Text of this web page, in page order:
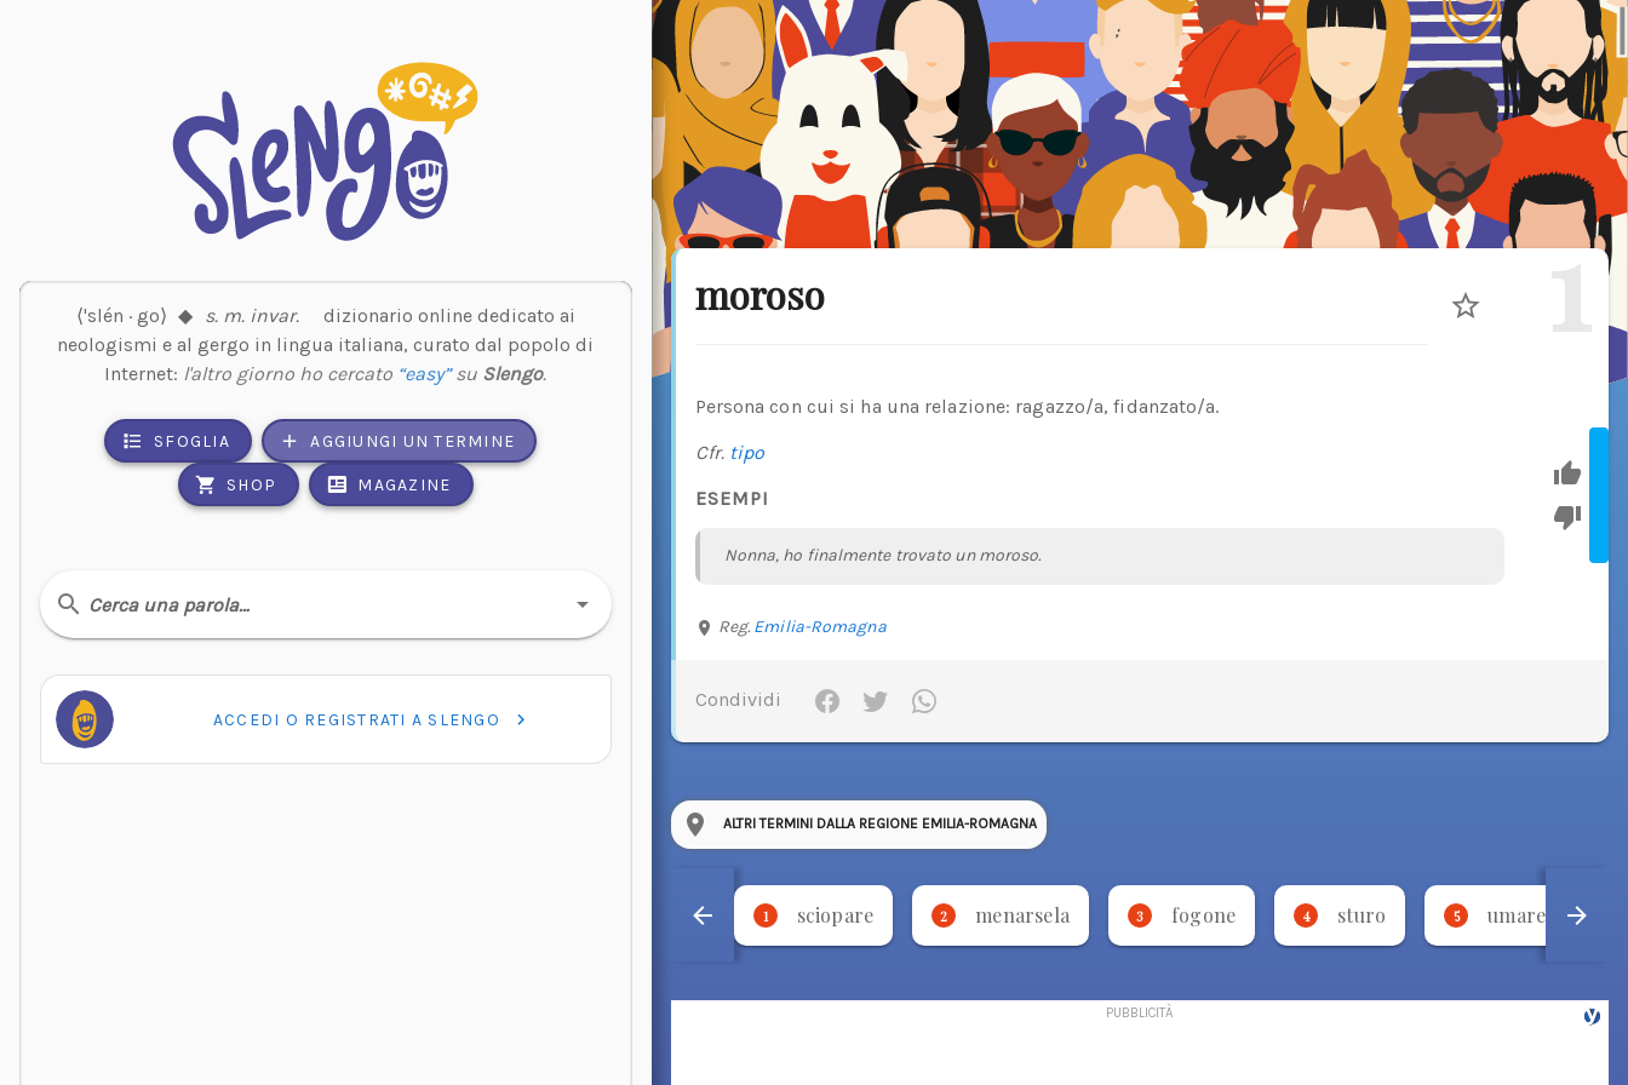
⟨'slén · go⟩ ◆ s. m. invar.
dizionario online dedicato ai
neologismi e al gergo in lingua italiana, curato dal popolo di
Internet: l'altro giorno ho cercato “easy”su Slengo.
SFOGLIA AGGIUNGI UN TERMINE
SHOP MAGAZINE
Cerca una parola…
ACCEDI O REGISTRATI A SLENGO
moroso 1
Persona con cui si ha una relazione: ragazzo/a, fidanzato/a.
Cfr. tipo
ESEMPI
Nonna, ho finalmente trovato un moroso.
Reg. Emilia-Romagna
Condividi
ALTRI TERMINI DALLA REGIONE EMILIA-ROMAGNA
1 sciopare 2 menarsela 3 fogone 4 sturo 5 umarell